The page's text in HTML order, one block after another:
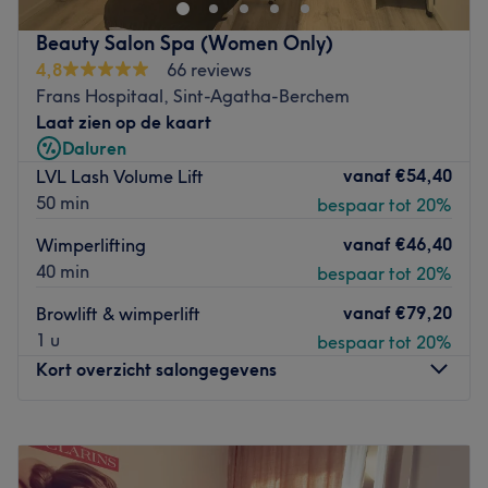
Transport public le plus proche :A quelques pas de la
rue Antoine Danseart
L’équipe :Julie et Maud vous accueillent
chaleureusement et vous proposent tout leur talent pour
des soins de grande qualité
Nos coups de cœur :
L’atmosphère :Vous prenez place dans un lieu joliment
décoré où l'on se sent de suite à son aise, la décoration
est élégante et l'ambiance cosy
La spécialité de l’établissement :
Esthétique
Le petit plus :Un lieu accueillant et des services de
grande qualité
Go to venue
Beauty Salon Spa (Women Only)
4,8
66 reviews
Frans Hospitaal, Sint-Agatha-Berchem
Laat zien op de kaart
Daluren
LVL Lash Volume Lift
50 min
vanaf €54,40
bespaar tot 20%
Wimperlifting
40 min
vanaf €46,40
bespaar tot 20%
Browlift & wimperlift
1 u
vanaf €79,20
bespaar tot 20%
Kort overzicht salongegevens
Dinsdag
10:00– 18:00
Woensdag
10:00– 18:00